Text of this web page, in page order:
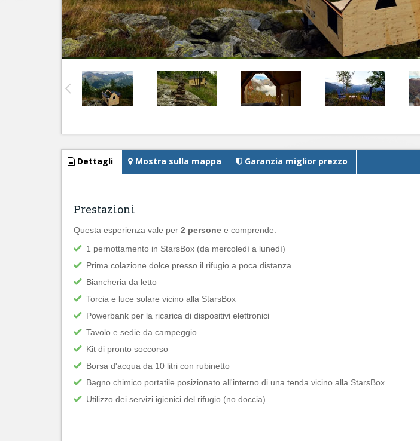
Dettagli Mostra sulla mappa Garanzia miglior prezzo
Prestazioni
Questa esperienza vale per 2 persone e comprende:
1 pernottamento in StarsBox (da mercoledí a lunedí)
Prima colazione dolce presso il rifugio a poca distanza
Biancheria da letto
Torcia e luce solare vicino alla StarsBox
Powerbank per la ricarica di dispositivi elettronici
Tavolo e sedie da campeggio
Kit di pronto soccorso
Borsa d'acqua da 10 litri con rubinetto
Bagno chimico portatile posizionato all'interno di una tenda vicino alla StarsBox
Utilizzo dei servizi igienici del rifugio (no doccia)